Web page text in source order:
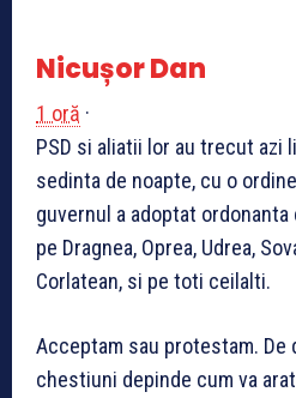
Nicușor Dan
1 oră ·
PSD si aliatii lor au trecut azi
sedinta de noapte, cu o
guvernul a adoptat
pe Dragnea, Oprea, Udrea,
Corlatean, si pe toti ceilalti.
Acceptam sau protestam. De
chestiuni depinde cum va